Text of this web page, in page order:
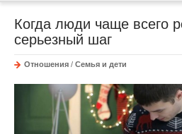
Когда люди чаще всего
серьезный шаг
Отношения / Семья и дети